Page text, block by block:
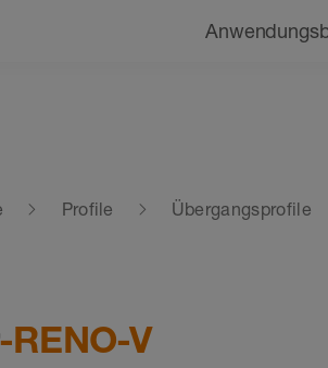
Beratung finden
Profile Übergangsprofile
RENO-V